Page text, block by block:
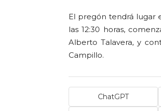
El pregón tendrá lugar
las 12:30 horas,
Alberto Talavera, y
Campillo.
ChatGPT